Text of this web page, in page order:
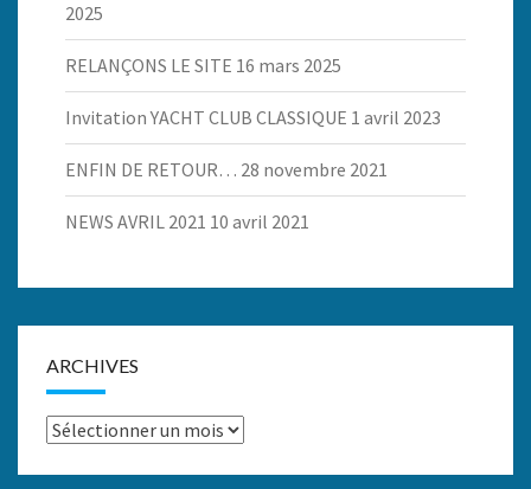
2025
RELANÇONS LE SITE 16 mars 2025
Invitation YACHT CLUB CLASSIQUE 1 avril 2023
ENFIN DE RETOUR… 28 novembre 2021
NEWS AVRIL 2021 10 avril 2021
ARCHIVES
Archives